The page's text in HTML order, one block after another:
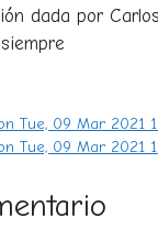
dada por
Tue, 09 Mar 2021
Tue, 09 Mar 2021